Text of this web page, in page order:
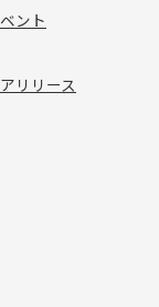
ント
リリース